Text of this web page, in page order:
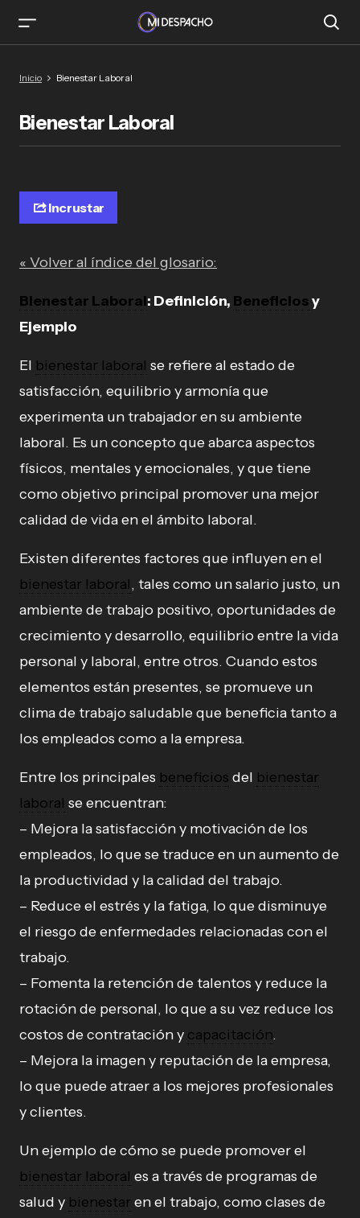
Inicio Bienestar Laboral
Bienestar Laboral
Incrustar
« Volver al índice del glosario:
Bienestar Laboral: Definición, Beneficiosy
Ejemplo
El bienestar laboral se refiere al estado de
satisfacción, equilibrio y armonía que
experimenta un trabajador en su ambiente
laboral. Es un concepto que abarca aspectos
físicos, mentales y emocionales, y que tiene
como objetivo principal promover una mejor
calidad de vida en el ámbito laboral.
Existen diferentes factores que influyen en el
bienestar laboral, tales como un salario justo, un
ambiente de trabajo positivo, oportunidades de
crecimiento y desarrollo, equilibrio entre la vida
personal y laboral, entre otros. Cuando estos
elementos están presentes, se promueve un
clima de trabajo saludable que beneficia tanto a
los empleados como a la empresa.
Entre los principales beneficios del bienestar
laboral se encuentran:
– Mejora la satisfacción y motivación de los
empleados, lo que se traduce en un aumento de
la productividad y la calidad del trabajo.
– Reduce el estrés y la fatiga, lo que disminuye
el riesgo de enfermedades relacionadas con el
trabajo.
– Fomenta la retención de talentos y reduce la
rotación de personal, lo que a su vez reduce los
costos de contratación y capacitación.
– Mejora la imagen y reputación de la empresa,
lo que puede atraer a los mejores profesionales
y clientes.
Un ejemplo de cómo se puede promover el
bienestar laboral es a través de programas de
salud y bienestar en el trabajo, como clases de